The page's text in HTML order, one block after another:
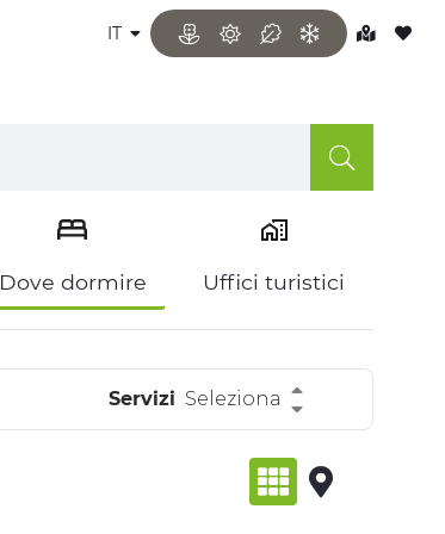
IT
Dove dormire Uffici turistici
Servizi Seleziona